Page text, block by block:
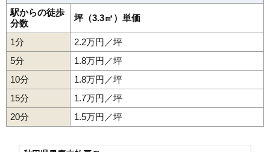
駅からの徒歩
分数
坪（3.3㎡）単価
1分
2.2万円／坪
5分
1.8万円／坪
10分
1.8万円／坪
15分
1.7万円／坪
20分
1.5万円／坪